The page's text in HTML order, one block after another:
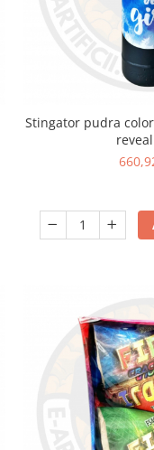
Stingator pudra